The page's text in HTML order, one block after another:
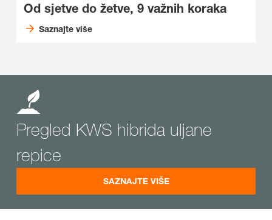
Od sjetve do žetve, 9 važnih koraka
Saznajte više
Pregled KWS hibrida uljane
repice
SAZNAJTE VIŠE